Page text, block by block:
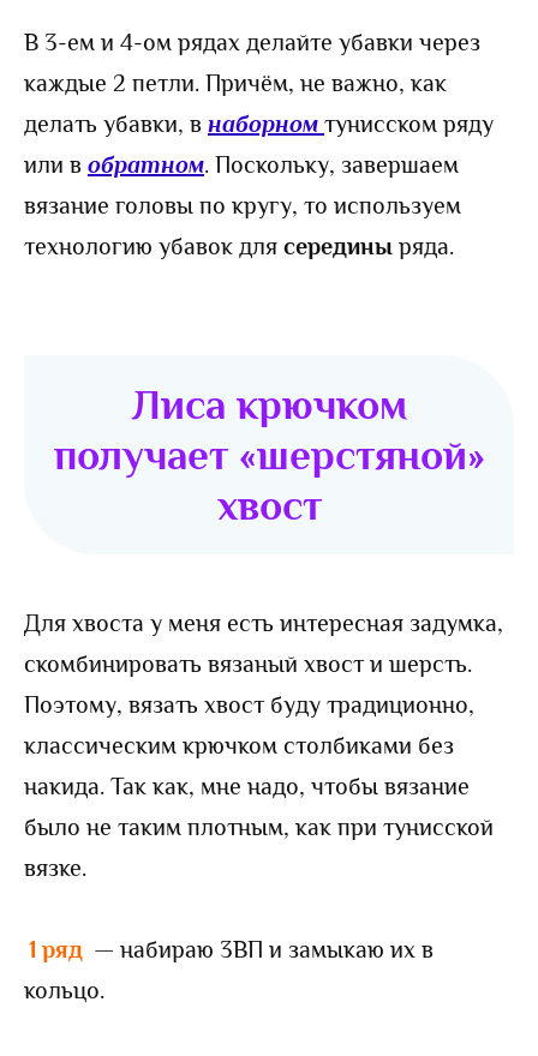
В 3-ем и 4-ом рядах делайте убавки через
каждые 2 петли. Причём, не важно, как
делать убавки, в наборном тунисском ряду
или в обратном. Поскольку, завершаем
вязание головы по кругу, то используем
технологию убавок для середины ряда.
Лиса крючком
получает «шерстяной»
хвост
Для хвоста у меня есть интересная задумка,
скомбинировать вязаный хвост и шерсть.
Поэтому, вязать хвост буду традиционно,
классическим крючком столбиками без
накида. Так как, мне надо, чтобы вязание
было не таким плотным, как при тунисской
вязке.
1 ряд — набираю 3ВП и замыкаю их в
кольцо.